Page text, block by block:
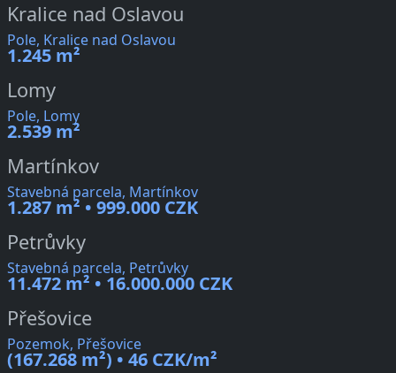
Kralice nad Oslavou
Pole, Kralice nad Oslavou
1.245 m²
Lomy
Pole, Lomy
2.539 m²
Martínkov
Stavebná parcela, Martínkov
1.287 m² • 999.000 CZK
Petrůvky
Stavebná parcela, Petrůvky
11.472 m² • 16.000.000 CZK
Přešovice
Pozemok, Přešovice
(167.268 m²) • 46 CZK/m²